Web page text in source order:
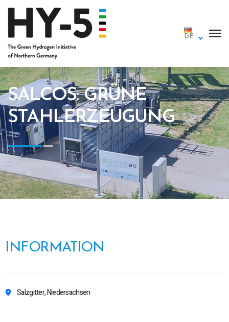
DE
SALCOS: GRÜNE
STAHLERZEUGUNG
INFORMATION
Salzgitter, Niedersachsen